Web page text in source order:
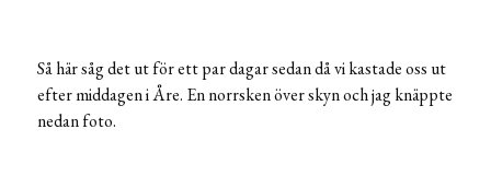
Så här såg det ut för ett par dagar sedan då vi kastade oss ut
efter middagen i Åre. En norrsken över skyn och jag knäppte
nedan foto.